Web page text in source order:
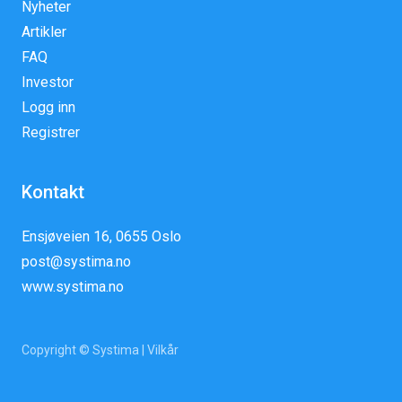
Nyheter
Artikler
FAQ
Investor
Logg inn
Registrer
Kontakt
Ensjøveien 16, 0655 Oslo
post@systima.no
www.systima.no
Copyright © Systima | Vilkår